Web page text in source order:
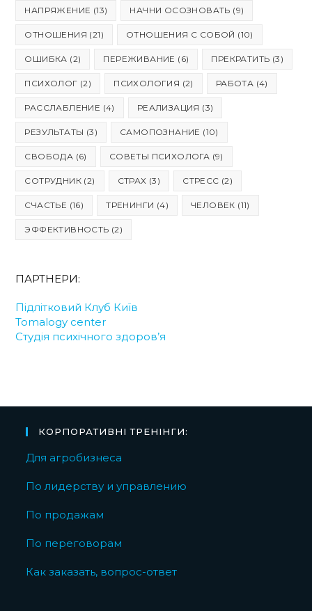
НАПРЯЖЕНИЕ (13) НАЧНИ ОСОЗНОВАТЬ (9)
ОТНОШЕНИЯ (21) ОТНОШЕНИЯ С СОБОЙ (10)
ОШИБКА (2) ПЕРЕЖИВАНИЕ (6) ПРЕКРАТИТЬ (3)
ПСИХОЛОГ (2) ПСИХОЛОГИЯ (2) РАБОТА (4)
РАССЛАБЛЕНИЕ (4) РЕАЛИЗАЦИЯ (3)
РЕЗУЛЬТАТЫ (3) САМОПОЗНАНИЕ (10)
СВОБОДА (6) СОВЕТЫ ПСИХОЛОГА (9)
СОТРУДНИК (2) СТРАХ (3) СТРЕСС (2)
СЧАСТЬЕ (16) ТРЕНИНГИ (4) ЧЕЛОВЕК (11)
ЭФФЕКТИВНОСТЬ (2)
ПАРТНЕРИ:
Підлітковий Клуб Київ
Tomalogy center
Студія психічного здоров’я
КОРПОРАТИВНІ ТРЕНІНГИ:
Для агробизнеса
По лидерству и управлению
По продажам
По переговорам
Как заказать, вопрос-ответ